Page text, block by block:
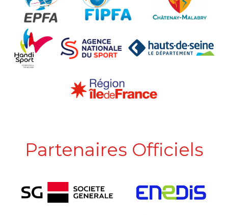
Partenaires Officiels